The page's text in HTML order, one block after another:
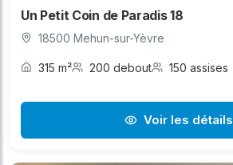
Un Petit Coin de Paradis 18
18500 Mehun-sur-Yèvre
315 m² 200 debout 150 assises
Voir les détails